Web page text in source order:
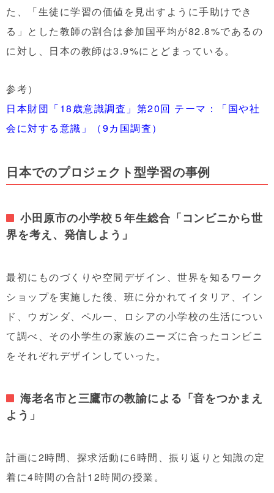
た、「生徒に学習の価値を見出すように手助けでき
る」とした教師の割合は参加国平均が82.8%であるの
に対し、日本の教師は3.9%にとどまっている。
参考）
日本財団「18歳意識調査」第20回 テーマ：「国や社
会に対する意識」（9カ国調査）
日本でのプロジェクト型学習の事例
小田原市の小学校５年生総合「コンビニから世
界を考え、発信しよう」
最初にものづくりや空間デザイン、世界を知るワーク
ショップを実施した後、班に分かれてイタリア、イン
ド、ウガンダ、ペルー、ロシアの小学校の生活につい
て調べ、その小学生の家族のニーズに合ったコンビニ
をそれぞれデザインしていった。
海老名市と三鷹市の教諭による「音をつかまえ
よう」
計画に2時間、探求活動に6時間、振り返りと知識の定
着に4時間の合計12時間の授業。